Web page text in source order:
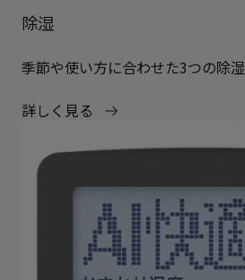
除湿
季節や使い方に合わせた3つの除
詳しく見る